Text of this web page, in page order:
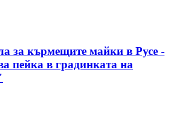
за кърмещите майки в Русе -
пейка в градинката на